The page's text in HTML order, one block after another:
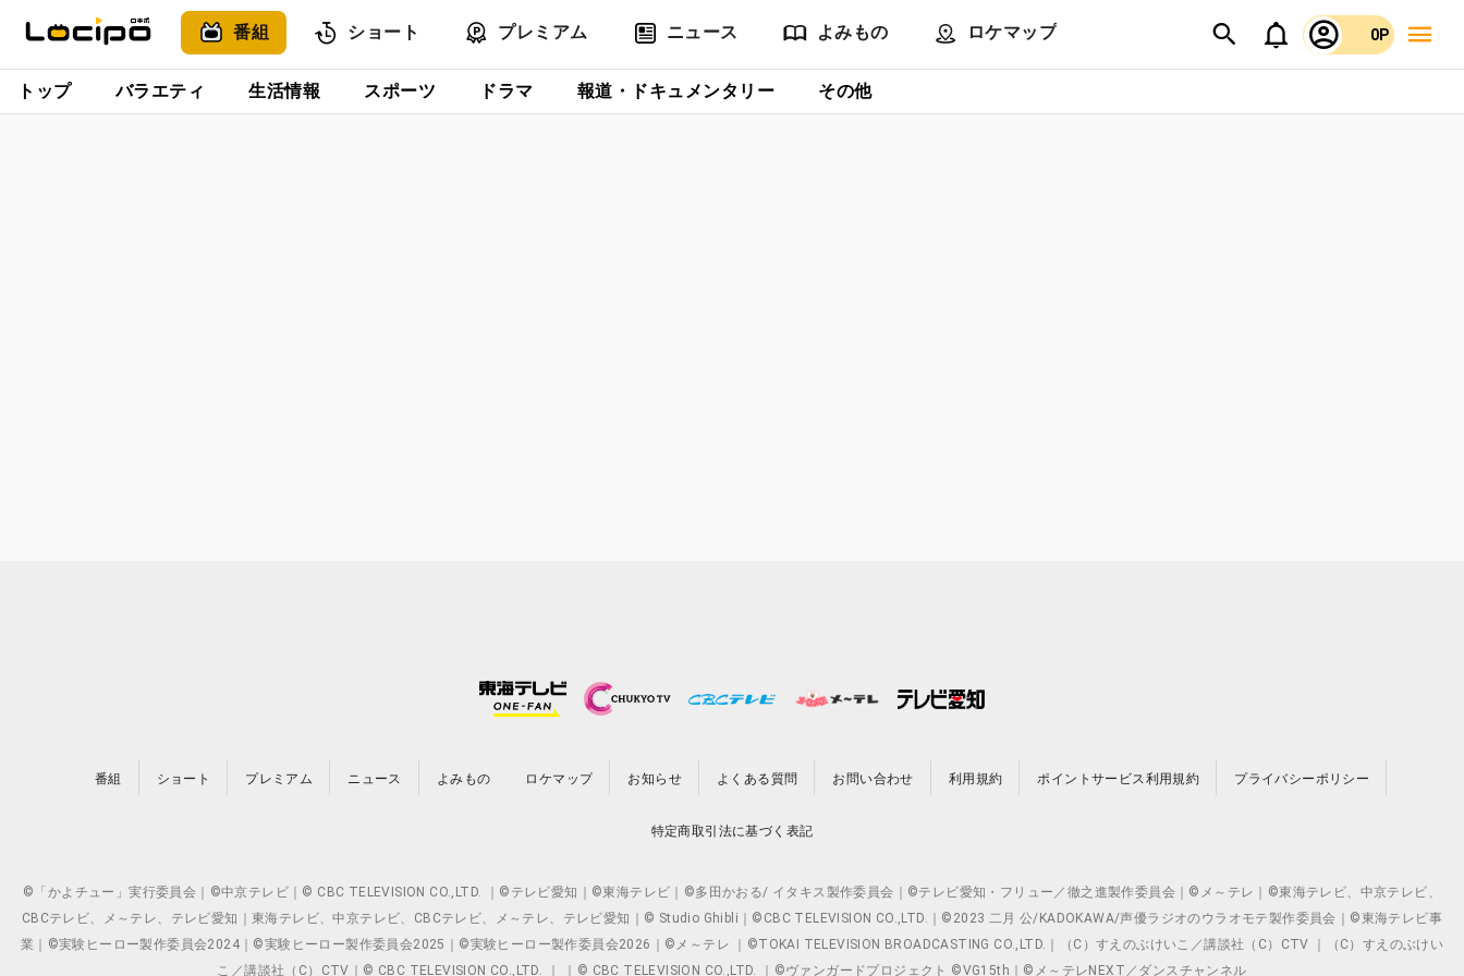
番組 ショート プレミアム ニュース よみもの ロケマップ 0P
トップ バラエティ 生活情報 スポーツ ドラマ 報道・ドキュメンタリー その他
番組 ショート プレミアム ニュース よみもの ロケマップ お知らせ よくある質問 お問い合わせ 利用規約 ポイントサービス利用規約 プライバシーポリシー
特定商取引法に基づく表記
©「かよチュー」実行委員会｜©中京テレビ｜© CBC TELEVISION CO.,LTD. ｜©テレビ愛知｜©東海テレビ｜©多田かおる/ イタキス製作委員会｜©テレビ愛知・フリュー／徹之進製作委員会｜©メ～テレ｜©東海テレビ、中京テレビ、
CBCテレビ、メ～テレ、テレビ愛知｜東海テレビ、中京テレビ、CBCテレビ、メ～テレ、テレビ愛知｜© Studio Ghibli｜©CBC TELEVISION CO.,LTD.｜©2023 二月 公/KADOKAWA/声優ラジオのウラオモテ製作委員会｜©東海テレビ事
業｜©実験ヒーロー製作委員会2024｜©実験ヒーロー製作委員会2025｜©実験ヒーロー製作委員会2026｜©メ～テレ ｜©TOKAI TELEVISION BROADCASTING CO.,LTD.｜（C）すえのぶけいこ／講談社（C）CTV ｜（C）すえのぶけい
こ／講談社（C）CTV｜© CBC TELEVISION CO.,LTD. ｜ ｜© CBC TELEVISION CO.,LTD. ｜©ヴァンガードプロジェクト ©VG15th｜©メ～テレNEXT／ダンスチャンネル